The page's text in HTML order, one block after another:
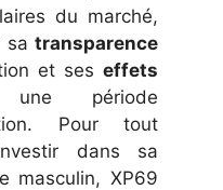
du marché,
sa transparence
et ses effets
période
Pour tout
dans sa
masculin, XP69